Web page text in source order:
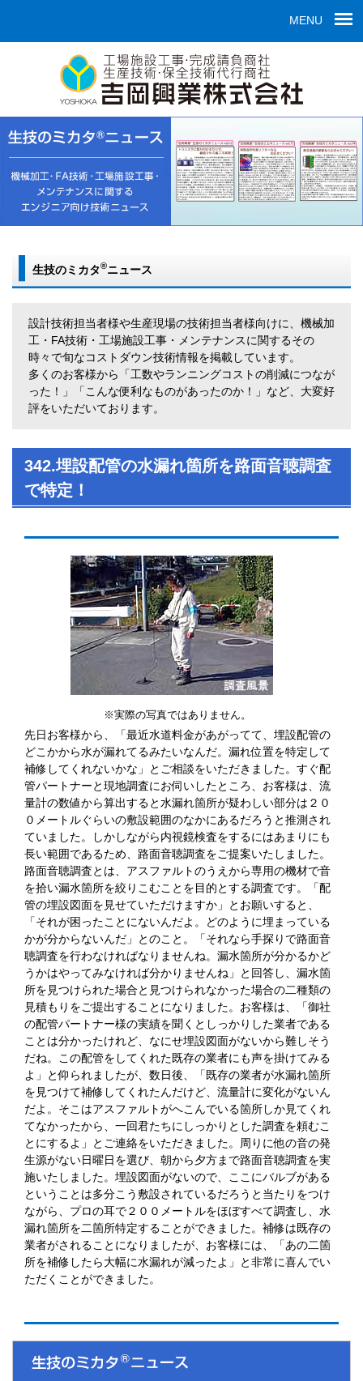
MENU
生技のミカタ®ニュース
設計技術担当者様や生産現場の技術担当者様向けに、機械加
工・FA技術・工場施設工事・メンテナンスに関するその
時々で旬なコストダウン技術情報を掲載しています。
多くのお客様から「工数やランニングコストの削減につなが
った！」「こんな便利なものがあったのか！」など、大変好
評をいただいております。
342.埋設配管の水漏れ箇所を路面音聴調査
で特定！
※実際の写真ではありません。
先日お客様から、「最近水道料金があがってて、埋設配管の
どこかから水が漏れてるみたいなんだ。漏れ位置を特定して
補修してくれないかな」とご相談をいただきました。すぐ配
管パートナーと現地調査にお伺いしたところ、お客様は、流
量計の数値から算出すると水漏れ箇所が疑わしい部分は２０
０メートルぐらいの敷設範囲のなかにあるだろうと推測され
ていました。しかしながら内視鏡検査をするにはあまりにも
長い範囲であるため、路面音聴調査をご提案いたしました。
路面音聴調査とは、アスファルトのうえから専用の機材で音
を拾い漏水箇所を絞りこむことを目的とする調査です。「配
管の埋設図面を見せていただけますか」とお願いすると、
「それが困ったことにないんだよ。どのように埋まっている
かが分からないんだ」とのこと。「それなら手探りで路面音
聴調査を行わなければなりませんね。漏水箇所が分かるかど
うかはやってみなければ分かりませんね」と回答し、漏水箇
所を見つけられた場合と見つけられなかった場合の二種類の
見積もりをご提出することになりました。お客様は、「御社
の配管パートナー様の実績を聞くとしっかりした業者である
ことは分かったけれど、なにせ埋設図面がないから難しそう
だね。この配管をしてくれた既存の業者にも声を掛けてみる
よ」と仰られましたが、数日後、「既存の業者が水漏れ箇所
を見つけて補修してくれたんだけど、流量計に変化がないん
だよ。そこはアスファルトがへこんでいる箇所しか見てくれ
てなかったから、一回君たちにしっかりとした調査を頼むこ
とにするよ」とご連絡をいただきました。周りに他の音の発
生源がない日曜日を選び、朝から夕方まで路面音聴調査を実
施いたしました。埋設図面がないので、ここにバルブがある
ということは多分こう敷設されているだろうと当たりをつけ
ながら、プロの耳で２００メートルをほぼすべて調査し、水
漏れ箇所を二箇所特定することができました。補修は既存の
業者がされることになりましたが、お客様には、「あの二箇
所を補修したら大幅に水漏れが減ったよ」と非常に喜んでい
ただくことができました。